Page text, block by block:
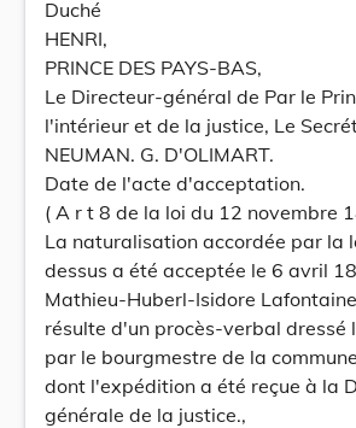
Duché
HENRI,
PRINCE DES PAYS-BAS,
Le Directeur-général de Par le
l'intérieur et de la justice, Le
NEUMAN. G. D'OLIMART.
Date de l'acte d'acceptation.
( A r t 8 de la loi du 12 novembre
La naturalisation accordée par la
dessus a été acceptée le 6 avril
Mathieu-Huberl-Isidore
résulte d'un procès-verbal dressé
par le bourgmestre de la
dont l'expédition a été reçue à la
générale de la justice.,